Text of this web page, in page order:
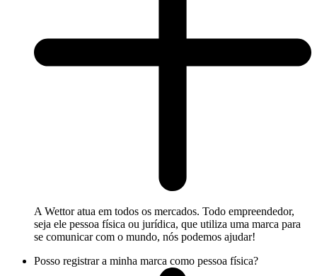
A Wettor atua em todos os mercados. Todo empreendedor,
seja ele pessoa física ou jurídica, que utiliza uma marca para
se comunicar com o mundo, nós podemos ajudar!
Posso registrar a minha marca como pessoa física?